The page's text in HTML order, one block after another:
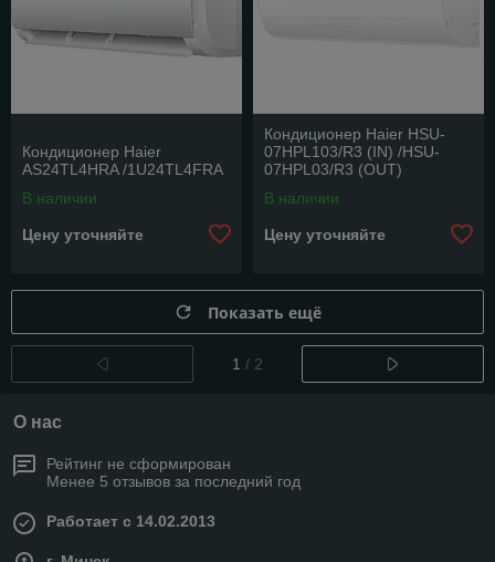
Кондиционер Haier
AS24TL4HRA /1U24TL4FRA
В наличии
Цену уточняйте
Кондиционер Haier HSU-
07HPL103/R3 (IN) /HSU-
07HPL03/R3 (OUT)
В наличии
Цену уточняйте
Показать ещё
1 / 2
О нас
Рейтинг не сформирован
Менее 5 отзывов за последний год
Работает с 14.02.2013